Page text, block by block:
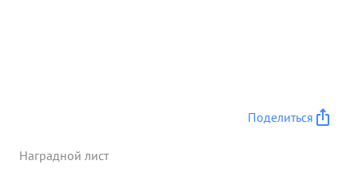
Поделиться
Наградной лист